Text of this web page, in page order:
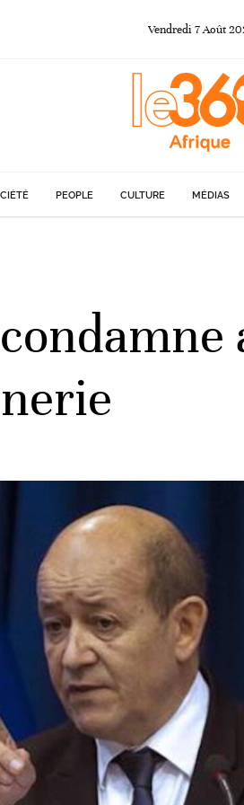
Vendredi 7Août
PEOPLE CULTURE MÉDIAS